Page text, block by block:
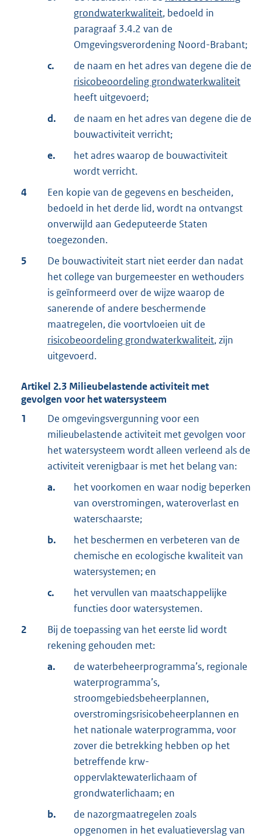
grondwaterkwaliteit, bedoeld in
paragraaf 3.4.2 van de
Omgevingsverordening Noord-Brabant;
c.
de naam en het adres van degene die de
risicobeoordeling grondwaterkwaliteit
heeft uitgevoerd;
d.
de naam en het adres van degene die de
bouwactiviteit verricht;
e.
het adres waarop de bouwactiviteit
wordt verricht.
4
Een kopie van de gegevens en bescheiden,
bedoeld in het derde lid, wordt na ontvangst
onverwijld aan Gedeputeerde Staten
toegezonden.
5
De bouwactiviteit start niet eerder dan nadat
het college van burgemeester en wethouders
is geïnformeerd over de wijze waarop de
sanerende of andere beschermende
maatregelen, die voortvloeien uit de
risicobeoordeling grondwaterkwaliteit, zijn
uitgevoerd.
Artikel 2.3 Milieubelastende activiteit met
gevolgen voor het watersysteem
1
De omgevingsvergunning voor een
milieubelastende activiteit met gevolgen voor
het watersysteem wordt alleen verleend als de
activiteit verenigbaar is met het belang van:
a.
het voorkomen en waar nodig beperken
van overstromingen, wateroverlast en
waterschaarste;
b.
het beschermen en verbeteren van de
chemische en ecologische kwaliteit van
watersystemen; en
c.
het vervullen van maatschappelijke
functies door watersystemen.
2
Bij de toepassing van het eerste lid wordt
rekening gehouden met:
a.
de waterbeheerprogramma’s, regionale
waterprogramma’s,
stroomgebiedsbeheerplannen,
overstromingsrisicobeheerplannen en
het nationale waterprogramma, voor
zover die betrekking hebben op het
betreffende krw-
oppervlaktewaterlichaam of
grondwaterlichaam; en
b.
de nazorgmaatregelen zoals
opgenomen in het evaluatieverslag van